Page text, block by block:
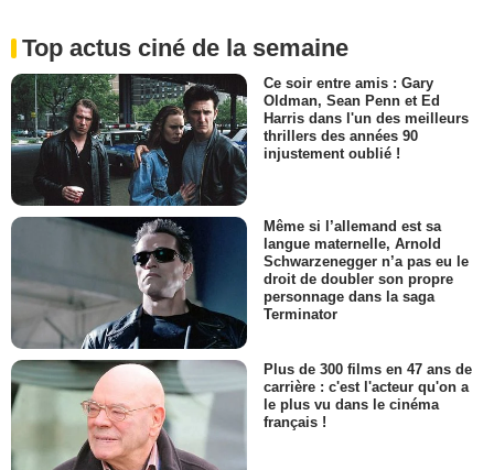
Top actus ciné de la semaine
Ce soir entre amis : Gary
Oldman, Sean Penn et Ed
Harris dans l'un des meilleurs
thrillers des années 90
injustement oublié !
Même si l’allemand est sa
langue maternelle, Arnold
Schwarzenegger n’a pas eu le
droit de doubler son propre
personnage dans la saga
Terminator
Plus de 300 films en 47 ans de
carrière : c'est l'acteur qu'on a
le plus vu dans le cinéma
français !